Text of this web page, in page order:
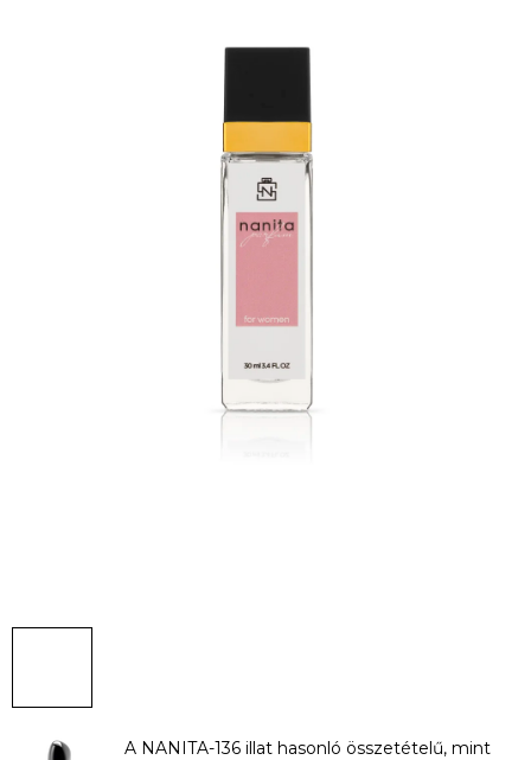
A NANITA-136 illat hasonló összetételű, mint